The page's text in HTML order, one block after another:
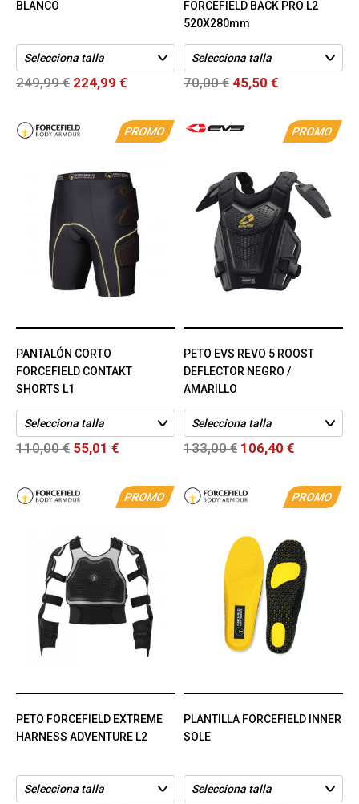
BLANCO
249,99 € 224,99 €
FORCEFIELD BACK PRO L2
520X280mm
70,00 € 45,50 €
PROMO
PANTALÓN CORTO
FORCEFIELD CONTAKT
SHORTS L1
110,00 € 55,01 €
PROMO
PETO EVS REVO 5 ROOST
DEFLECTOR NEGRO /
AMARILLO
133,00 € 106,40 €
PROMO
PETO FORCEFIELD EXTREME
HARNESS ADVENTURE L2
PROMO
PLANTILLA FORCEFIELD INNER
SOLE